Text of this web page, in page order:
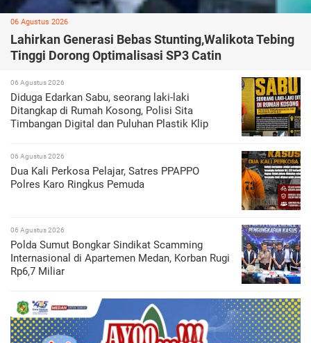
06 Agustus 2026
Lahirkan Generasi Bebas Stunting,Walikota Tebing
Tinggi Dorong Optimalisasi SP3 Catin
06 Agustus 2026
Diduga Edarkan Sabu, seorang laki-laki
Ditangkap di Rumah Kosong, Polisi Sita
Timbangan Digital dan Puluhan Plastik Klip
06 Agustus 2026
Dua Kali Perkosa Pelajar, Satres PPAPPO
Polres Karo Ringkus Pemuda
06 Agustus 2026
Polda Sumut Bongkar Sindikat Scamming
Internasional di Apartemen Medan, Korban Rugi
Rp6,7 Miliar